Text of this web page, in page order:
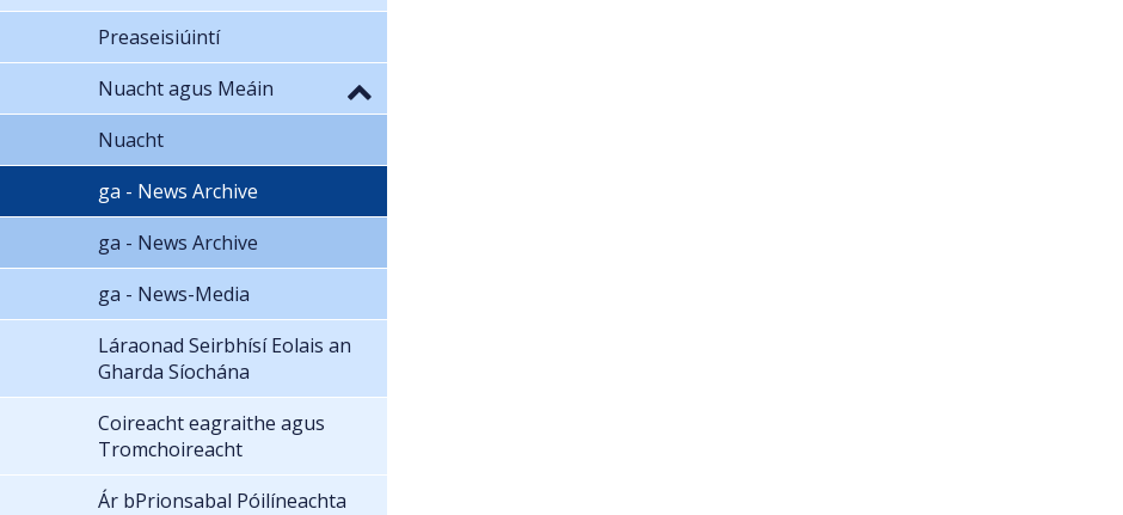
Preaseisiúintí
Nuacht agus Meáin
Nuacht
ga - News Archive
ga - News Archive
ga - News-Media
Láraonad Seirbhísí Eolais an
Gharda Síochána
Coireacht eagraithe agus
Tromchoireacht
Ár bPrionsabal Póilíneachta